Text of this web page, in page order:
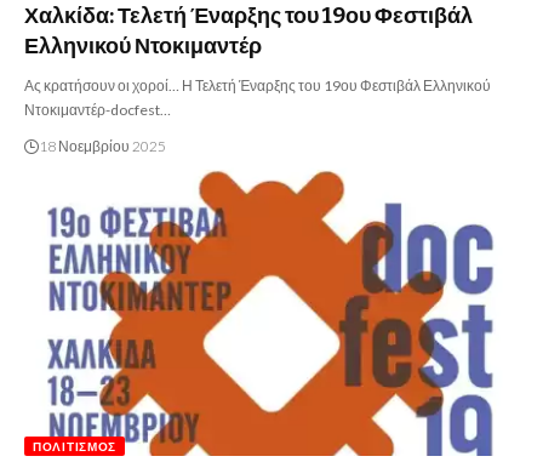
Χαλκίδα: Τελετή Έναρξης του 19ου Φεστιβάλ
Ελληνικού Ντοκιμαντέρ
Ας κρατήσουν οι χοροί… Η Τελετή Έναρξης του 19ου Φεστιβάλ Ελληνικού
Ντοκιμαντέρ-docfest…
18 Νοεμβρίου 2025
ΠΟΛΙΤΙΣΜΌΣ